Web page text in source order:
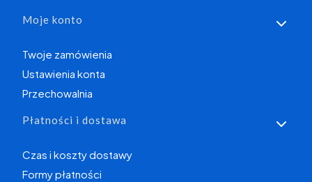
Moje konto
Twoje zamówienia
Ustawienia konta
Przechowalnia
Płatności i dostawa
Czas i koszty dostawy
Formy płatności